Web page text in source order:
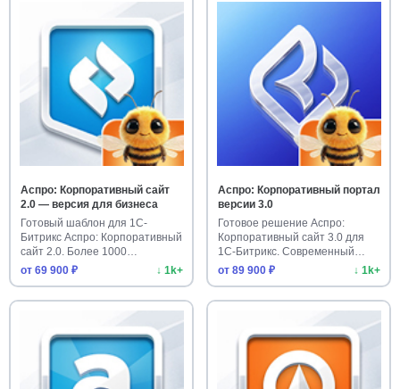
Аспро: Корпоративный сайт
2.0 — версия для бизнеса
Готовый шаблон для 1С-
Битрикс Аспро: Корпоративный
сайт 2.0. Более 1000
установо…
от 69 900 ₽ ↓ 1k+
Аспро: Корпоративный портал
версии 3.0
Готовое решение Аспро:
Корпоративный сайт 3.0 для
1С-Битрикс. Современный
шаблон…
от 89 900 ₽ ↓ 1k+